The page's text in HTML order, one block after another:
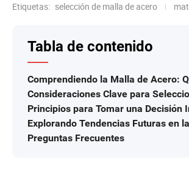
Etiquetas: selección de malla de acero
Tabla de contenido
Comprendiendo la Malla de Acero:
Consideraciones Clave para
Principios para Tomar una
Explorando Tendencias Futuras en
Preguntas Frecuentes